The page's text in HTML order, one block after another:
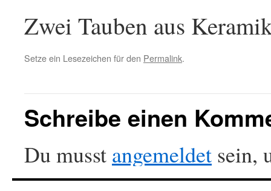
Zwei Tauben aus
Setze ein Lesezeichen für den Permalink.
Schreibe einen
Du musst angemeldet sein,